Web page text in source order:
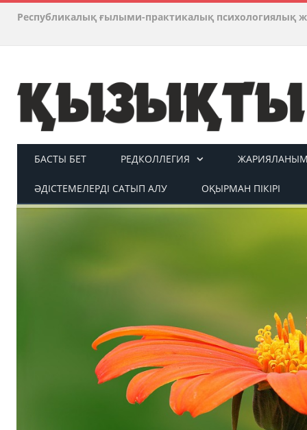
Республикалық ғылыми-практикалық психологиялық
БАСТЫ БЕТ РЕДКОЛЛЕГИЯ ЖАРИЯЛАНЫМ
ӘДІСТЕМЕЛЕРДІ САТЫП АЛУ ОҚЫРМАН ПІКІРІ